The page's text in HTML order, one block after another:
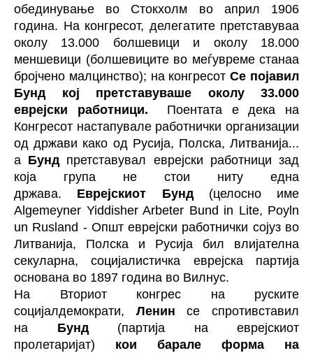
обединување во Стокхолм во април 1906
година. На конгресот, делегатите претставуваа
околу 13.000 болшевици и околу 18.000
меншевици (болшевиците во меѓувреме станаа
бројчено малцинство); на конгресот Се појавил
Бунд кој претставуваше околу 33.000
еврејски работници.
Поентата е дека на
Конгресот настапувале работнички организации
од држави како од Русија, Полска, Литванија...
а Бунд претставувал еврејски работници зад
која група не стои ниту една
држава. Еврејскиот Бунд
(целосно име
Algemeyner Yiddisher Arbeter Bund in Lite, Poyln
un Rusland - Општ еврејски работнички сојуз во
Литванија, Полска и Русија бил влијателна
секуларна, социјалистичка еврејска партија
основана во 1897 година во Вилнус.
На Вториот конгрес на руските
социјалдемократи,
Ленин
се спротивставил
на
Бунд
(партија на еврејскиот
пролетаријат)
кои барале форма на